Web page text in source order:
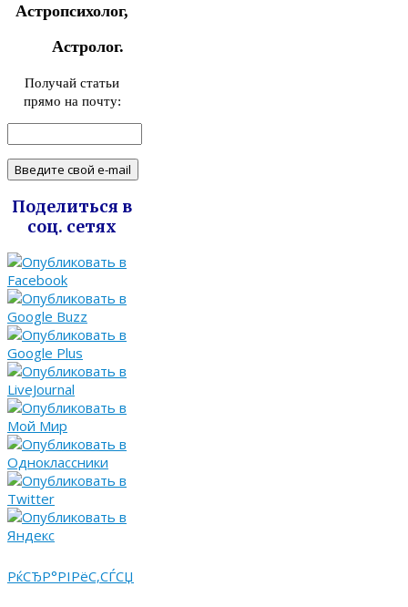
Астропсихолог,
Астролог.
Получай статьи
прямо на почту:
Поделиться в
соц. сетях
РќСЂР°РІРёС‚СЃСЏ